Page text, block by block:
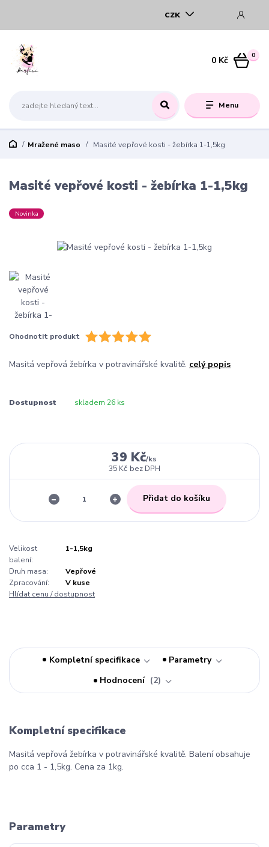
Menu
CZK
0
0 Kč
Mražené maso Masité vepřové kosti - žebírka 1-1,5kg
Masité vepřové kosti - žebírka 1-1,5kg
Novinka
Ohodnotit produkt
Masitá vepřová žebírka v potravinářské kvalitě. celý popis
Dostupnost skladem 26 ks
39 Kč/ks
35 Kč bez DPH
Přidat do košíku
Velikost
balení:
1-1,5kg
Druh masa:
Vepřové
Zpracování:
V kuse
Hlídat cenu / dostupnost
Kompletní specifikace
Parametry
Hodnocení
2
Kompletní specifikace
Masitá vepřová žebírka v potravinářské kvalitě. Balení obsahuje
po cca 1 - 1,5kg. Cena za 1kg.
Parametry